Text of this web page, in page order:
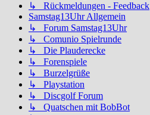
↳ Rückmeldungen - Feedback
Samstag13Uhr Allgemein
↳ Forum Samstag13Uhr
↳ Comunio Spielrunde
↳ Die Plauderecke
↳ Forenspiele
↳ Burzelgrüße
↳ Playstation
↳ Discgolf Forum
↳ Quatschen mit BobBot